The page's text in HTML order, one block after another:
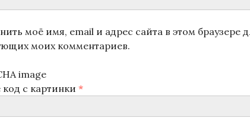
моё имя, email и адрес сайта в этом браузере
моих комментариев.
код с картинки *